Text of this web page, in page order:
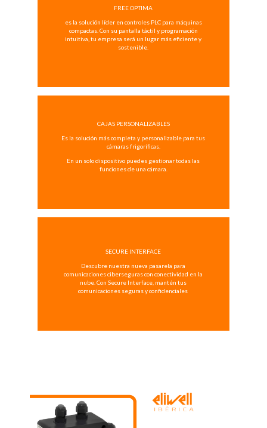
FREE OPTIMA
es la solución líder en controles PLC para máquinas
compactas. Con su pantalla táctil y programación
intuitiva, tu empresa será un lugar más eficiente y
sostenible.
CAJAS PERSONALIZABLES
Es la solución más completa y personalizable para tus
cámaras frigoríficas.
En un solo dispositivo puedes gestionar todas las
funciones de una cámara.
SECURE INTERFACE
Descubre nuestra nueva pasarela para
comunicaciones ciberseguras con conectividad en la
nube. Con Secure Interface, mantén tus
comunicaciones seguras y confidenciales